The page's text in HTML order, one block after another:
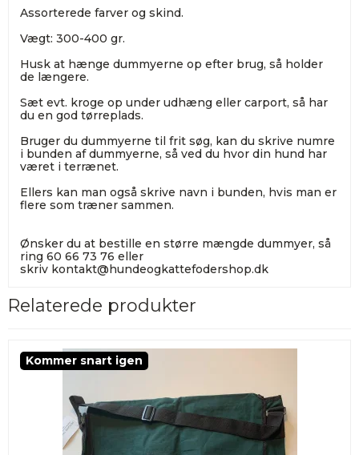
Assorterede farver og skind.
Vægt: 300-400 gr.
Husk at hænge dummyerne op efter brug, så holder
de længere.
Sæt evt. kroge op under udhæng eller carport, så har
du en god tørreplads.
Bruger du dummyerne til frit søg, kan du skrive numre
i bunden af dummyerne, så ved du hvor din hund har
været i terrænet.
Ellers kan man også skrive navn i bunden, hvis man er
flere som træner sammen.
Ønsker du at bestille en større mængde dummyer, så
ring 60 66 73 76 eller
skriv kontakt@hundeogkattefodershop.dk
Relaterede produkter
Kommer snart igen